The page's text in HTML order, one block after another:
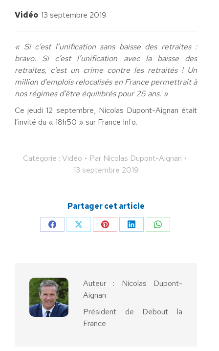
Vidéo 13 septembre 2019
« Si c’est l’unification sans baisse des retraites :
bravo. Si c’est l’unification avec la baisse des
retraites, c’est un crime contre les retraités ! Un
million d’emplois relocalisés en France permettrait à
nos régimes d’être équilibrés pour 25 ans. »
Ce jeudi 12 septembre, Nicolas Dupont-Aignan était
l’invité du « 18h50 » sur France Info.
Catégorie : Vidéo Par Nicolas Dupont-Aignan
13 septembre 2019
Partager cet article
PartagerPartagerPartagerPartagerPartager
Auteur : Nicolas Dupont-
Aignan
Président de Debout la
France